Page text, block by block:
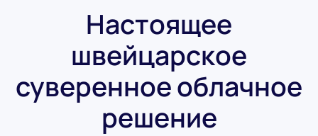
Настоящее
швейцарское
суверенное облачное
решение